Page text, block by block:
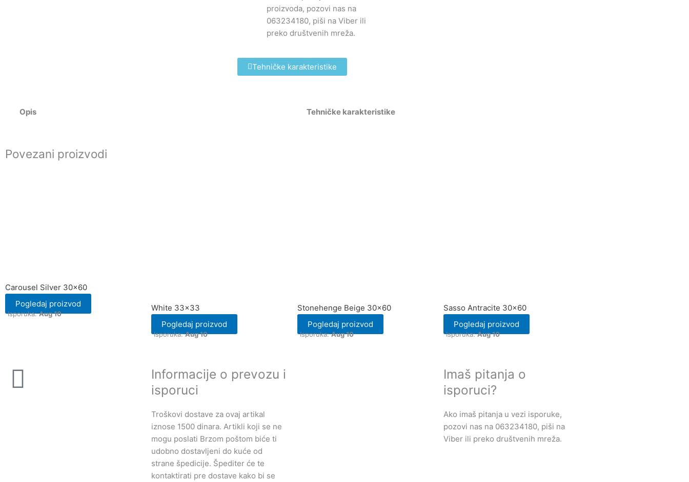
proizvoda, pozovi nas na
063234180, piši na Viber ili
preko društvenih mreža.
Tehničke karakteristike
Opis Tehničke karakteristike
Povezani proizvodi
Carousel Silver 30×60
Pogledaj proizvod
Isporuka:Aug 10
White 33×33
Pogledaj proizvod
Isporuka:Aug 10
Stonehenge Beige 30×60
Pogledaj proizvod
Isporuka:Aug 10
Sasso Antracite 30×60
Pogledaj proizvod
Isporuka:Aug 10
Informacije o prevozu i
isporuci
Troškovi dostave za ovaj artikal
iznose 1500 dinara. Artikli koji se ne
mogu poslati Brzom poštom biće ti
udobno dostavljeni do kuće od
strane špedicije. Špediter će te
kontaktirati pre dostave kako bi se
Imaš pitanja o
isporuci?
Ako imaš pitanja u vezi isporuke,
pozovi nas na 063234180, piši na
Viber ili preko društvenih mreža.